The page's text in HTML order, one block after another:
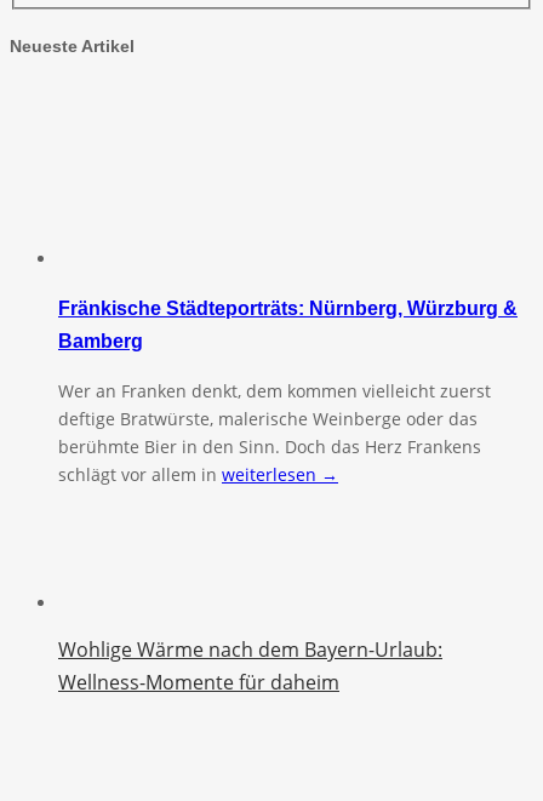
Neueste Artikel
Fränkische Städteporträts: Nürnberg, Würzburg &
Bamberg
Wer an Franken denkt, dem kommen vielleicht zuerst
deftige Bratwürste, malerische Weinberge oder das
berühmte Bier in den Sinn. Doch das Herz Frankens
schlägt vor allem in weiterlesen →
Wohlige Wärme nach dem Bayern-Urlaub:
Wellness-Momente für daheim